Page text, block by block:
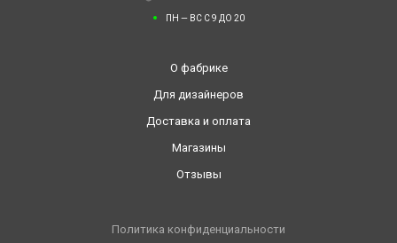
ПН — ВС С 9 ДО 20
О фабрике
Для дизайнеров
Доставка и оплата
Магазины
Отзывы
Политика конфиденциальности